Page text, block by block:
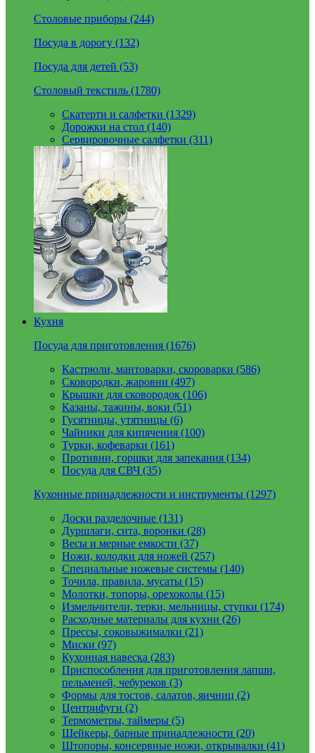
Столовые приборы (244)
Посуда в дорогу (132)
Посуда для детей (53)
Столовый текстиль (1780)
Скатерти и салфетки (1329)
Дорожки на стол (140)
Сервировочные салфетки (311)
Кухня
Посуда для приготовления (1676)
Кастрюли, мантоварки, скороварки (586)
Сковородки, жаровни (497)
Крышки для сковородок (106)
Казаны, тажины, воки (51)
Гусятницы, утятницы (6)
Чайники для кипячения (100)
Турки, кофеварки (161)
Противни, горшки для запекания (134)
Посуда для СВЧ (35)
Кухонные принадлежности и инструменты (1297)
Доски разделочные (131)
Дуршлаги, сита, воронки (28)
Весы и мерные емкости (37)
Ножи, колодки для ножей (257)
Специальные ножевые системы (140)
Точила, правила, мусаты (15)
Молотки, топоры, орехоколы (15)
Измельчители, терки, мельницы, ступки (174)
Расходные материалы для кухни (26)
Прессы, соковыжималки (21)
Миски (97)
Кухонная навеска (283)
Приспособления для приготовления лапши,
пельменей, чебуреков (3)
Формы для тостов, салатов, яичниц (2)
Центрифуги (2)
Термометры, таймеры (5)
Шейкеры, барные принадлежности (20)
Штопоры, консервные ножи, открывалки (41)